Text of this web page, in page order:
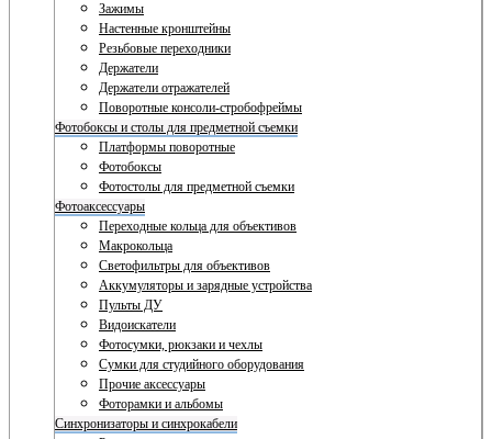
Зажимы
Настенные кронштейны
Резьбовые переходники
Держатели
Держатели отражателей
Поворотные консоли-стробофреймы
Фотобоксы и столы для предметной съемки
Платформы поворотные
Фотобоксы
Фотостолы для предметной съемки
Фотоаксессуары
Переходные кольца для объективов
Макрокольца
Светофильтры для объективов
Аккумуляторы и зарядные устройства
Пульты ДУ
Видоискатели
Фотосумки, рюкзаки и чехлы
Сумки для студийного оборудования
Прочие аксессуары
Фоторамки и альбомы
Синхронизаторы и синхрокабели